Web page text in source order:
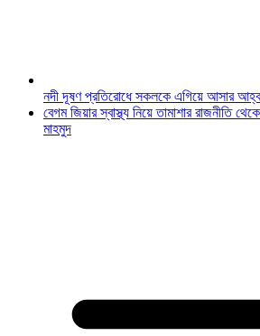
নদী দূষণ প্রতিরোধে সকলকে এগিয়ে আসার
বেগম জিয়ার স্বাস্থ্য নিয়ে তামাশার রাজনীতি
মাহমুদ